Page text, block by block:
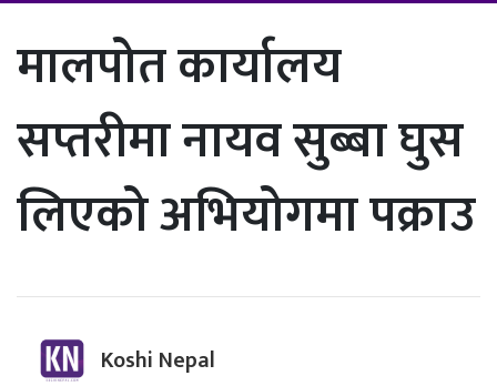
मालपोत कार्यालय
सप्तरीमा नायव सुब्बा घुस
लिएको अभियोगमा पक्राउ
Koshi Nepal